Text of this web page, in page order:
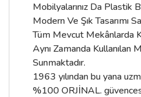
Mobilyalarınız Da Plastik
Modern Ve Şık Tasarımı
Tüm Mevcut Mekânlarda
Aynı Zamanda
Sunmaktadır.
1963 yılından bu yana
%100 ORJİNAL.